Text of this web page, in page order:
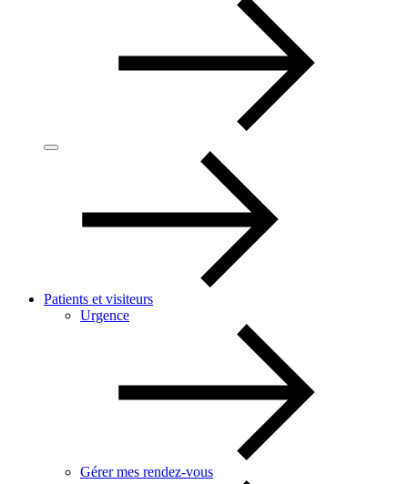
Patients et visiteurs
Urgence
Gérer mes rendez-vous